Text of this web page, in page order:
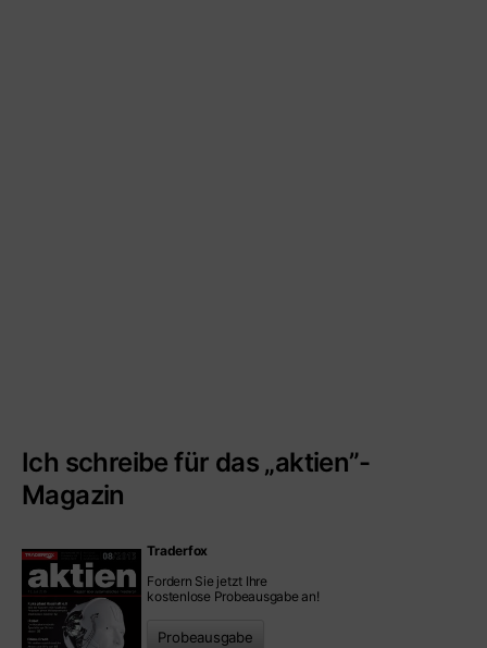
Ich schreibe für das „aktien”-
Magazin
Traderfox
Fordern Sie jetzt Ihre
kostenlose Probeausgabe an!
Probeausgabe